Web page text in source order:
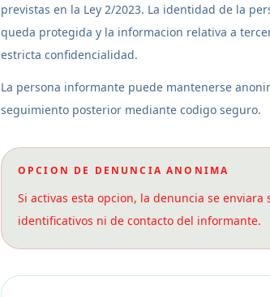
previstas en la Ley 2/2023. La identidad de la
queda protegida y la informacion relativa a
estricta confidencialidad.
La persona informante puede mantenerse
seguimiento posterior mediante codigo seguro.
OPCION DE DENUNCIA ANONIMA
Si activas esta opcion, la denuncia se enviara
identificativos ni de contacto del informante.